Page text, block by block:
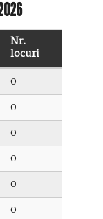
Nr.
locuri
0
0
0
0
0
0